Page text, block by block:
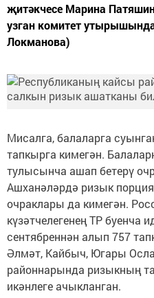
җитәкчесе Марина
узган комитет
Локманова)
Мисалга, балаларга
тапкырга кимегән.
тулысынча ашап бетерү
Ашханәләрдә ризык
очраклары да кимегән.
күзәтчелегенең ТР буенча
сентябреннән алып 757
Әлмәт, Кайбыч, Югары
районнарында ризыкның
икәнлеге ачыкланган.